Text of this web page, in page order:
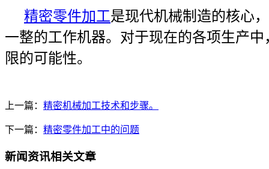
精密零件加工是现代机械制造的核心
一整的工作机器。对于现在的各项生产
限的可能性。
上一篇： 精密机械加工技术和步骤。
下一篇： 精密零件加工中的问题
新闻资讯相关文章